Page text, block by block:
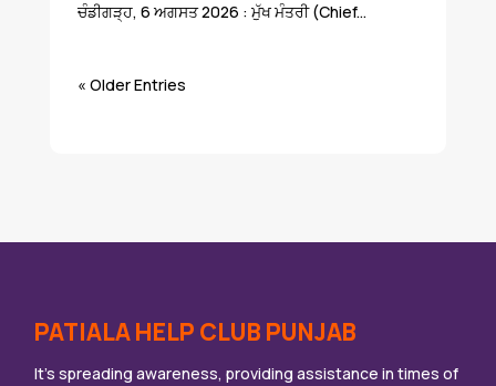
ਚੰਡੀਗੜ੍ਹ, 6 ਅਗਸਤ 2026 : ਮੁੱਖ ਮੰਤਰੀ (Chief...
« Older Entries
PATIALA HELP CLUB PUNJAB
It’s spreading awareness, providing assistance in times of